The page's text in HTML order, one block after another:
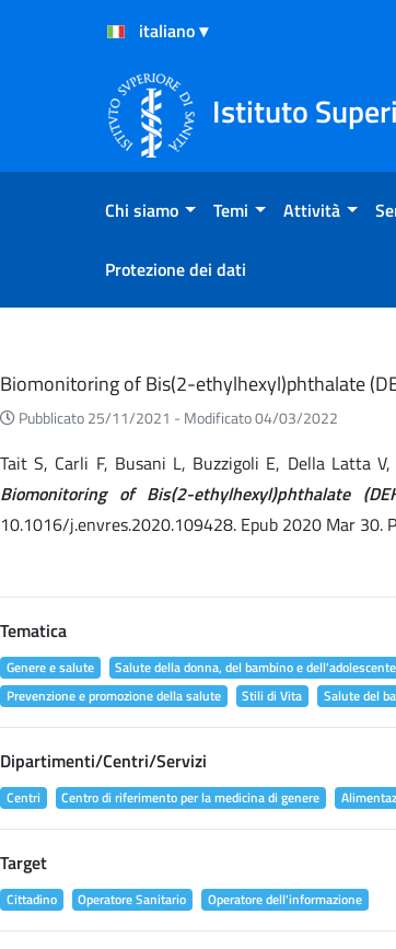
Salta al Contenuto
Salta al Footer
Istituto
Chi siamo Temi Attività
Protezione dei dati
Eventi
Biomonitoring of Bis(2-ethylhexyl)phthalate
Pubblicato 25/11/2021 - Modificato 04/03/2022
Tait S, Carli F, Busani L, Buzzigoli E, Della Latta
Biomonitoring of Bis(2-ethylhexyl)phthalate
10.1016/j.envres.2020.109428. Epub 2020 Mar 30.
Tematica
Genere e salute Salute della donna, del bambino e dell'adolescente
Prevenzione e promozione della salute
Stili di Vita Salute del
Dipartimenti/Centri/Servizi
Centri Centro di riferimento per la medicina di genere
Target
Cittadino Operatore Sanitario Operatore dell'informazione